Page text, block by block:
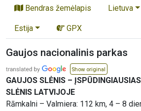
Bendras žemėlapis Lietuva
Estija GPX
Gaujos nacionalinis parkas
Show original
GAUJOS SLĖNIS –
SLĖNIS LATVIJOJE
Rāmkalni – Valmiera: 112 km, 4 – 8